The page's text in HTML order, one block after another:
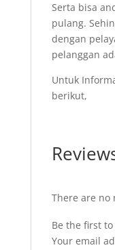
Serta bisa
pulang.
dengan
pelanggan
Untuk
berikut,
There are no
Be the first to
Your email